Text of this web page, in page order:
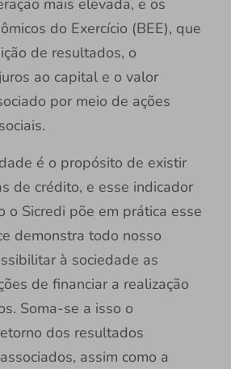
mais elevada, e os
do Exercício (BEE), que
de resultados, o
ao capital e o valor
por meio de ações
é o propósito de existir
de crédito, e esse indicador
o Sicredi põe em prática esse
demonstra todo nosso
à sociedade as
de financiar a realização
Soma-se a isso o
dos resultados
assim como a